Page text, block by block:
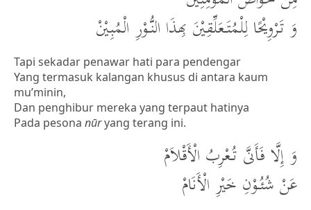
وَ تَرْوِيْحًا لِلْمُتَعَلِّقِيْنَ بِهذَا النُّوْرِ الْمُبِيْنْ
Tapi sekadar penawar hati para pendengar
Yang termasuk kalangan khusus di antara kaum
mu’minin,
Dan penghibur mereka yang terpaut hatinya
Pada pesona nūryang terang ini.
وَ إِلَّا فَأَنَّى تُعْرِبُ الْأَقْلاَمْ
عَنْ شُئُوْنِ خَيْرِ الْأَنَامْ